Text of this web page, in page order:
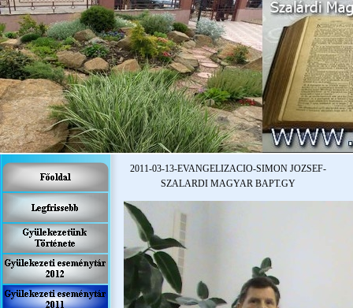
2011-03-13-EVANGELIZACIO-SIMON JOZSEF-
SZALARDI MAGYAR BAPT.GY